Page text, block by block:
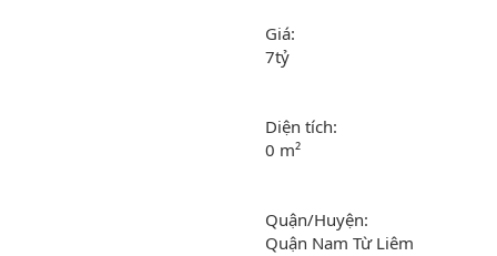
Giá:
7tỷ
Diện tích:
0 m²
Quận/Huyện:
Quận Nam Từ Liêm